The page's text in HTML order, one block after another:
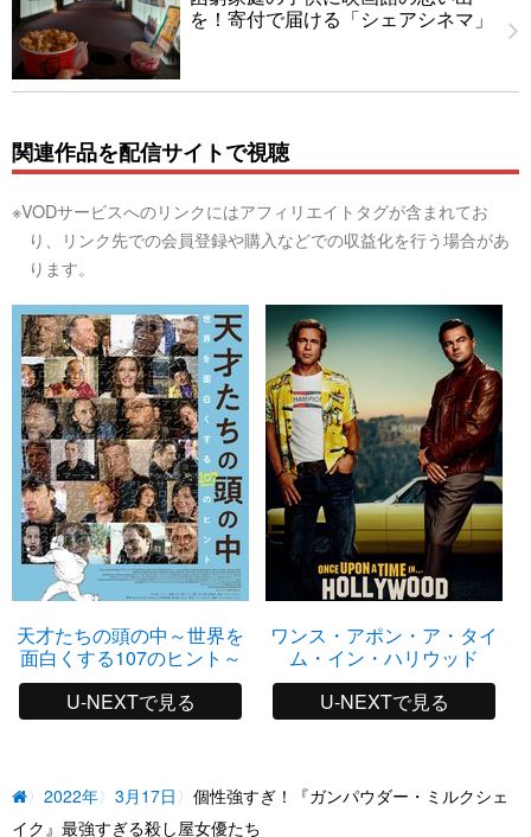
を！寄付で届ける「シェアシネマ」
関連作品を配信サイトで視聴
※VODサービスへのリンクにはアフィリエイトタグが含まれてお
り、リンク先での会員登録や購入などでの収益化を行う場合があ
ります。
天才たちの頭の中～世界を
面白くする107のヒント～
U-NEXTで見る
ワンス・アポン・ア・タイ
ム・イン・ハリウッド
U-NEXTで見る
2022年 3月17日
個性強すぎ！『ガンパウダー・ミルクシェ
イク』最強すぎる殺し屋女優たち